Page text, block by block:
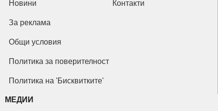
Новини Контакти
За реклама
Общи условия
Политика за поверителност
Политика на 'Бисквитките'
МЕДИИ